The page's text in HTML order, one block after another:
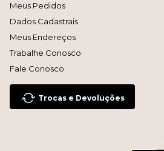
Meus Pedidos
Dados Cadastrais
Meus Endereços
Trabalhe Conosco
Fale Conosco
Trocas e Devoluções